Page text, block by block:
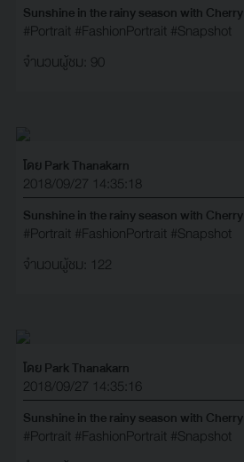
Sunshine in the rainy season with Cherry
#Portrait #FashionPortrait #Snapshot
จำนวนผู้ชม: 90
โดย Park Thanakarn
2018/09/27 14:35:18
Sunshine in the rainy season with Cherry
#Portrait #FashionPortrait #Snapshot
จำนวนผู้ชม: 122
โดย Park Thanakarn
2018/09/27 14:35:16
Sunshine in the rainy season with Cherry
#Portrait #FashionPortrait #Snapshot